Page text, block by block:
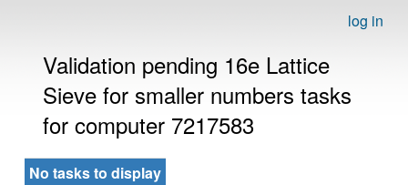
log in
Validation pending 16e Lattice
Sieve for smaller numbers tasks
for computer 7217583
No tasks to display